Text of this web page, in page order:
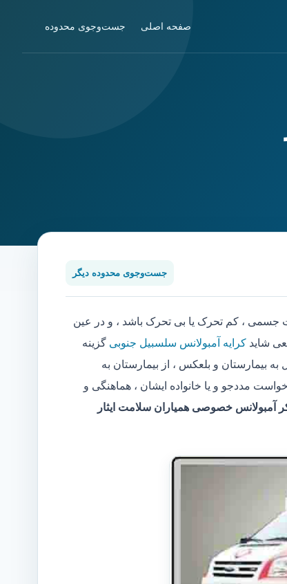
صفحه اصلی جست‌وجوی محدوده
جست‌وجوی محدوده دیگر
، کم تحرک یا بی تحرک باشد ، و در عین
شاید کرایه آمبولانس سلسبیل جنوبی گزینه
بیمارستان و بلعکس ، از بیمارستان به
مددجو و یا خانواده ایشان ، هماهنگی و
آمبولانس خصوصی همیاران سلامت ایثار